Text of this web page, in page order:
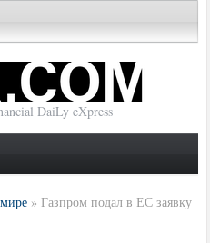
DaiLy eXpress
»Газпром подал в ЕС заявку